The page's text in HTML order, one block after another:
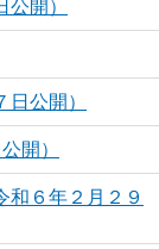
開）
公開）
開）
和６年２月２９